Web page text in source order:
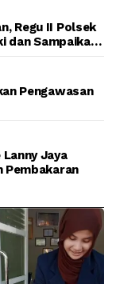
Regu II Polsek
dan Sampaikan
Pengawasan
Jaya
Pembakaran